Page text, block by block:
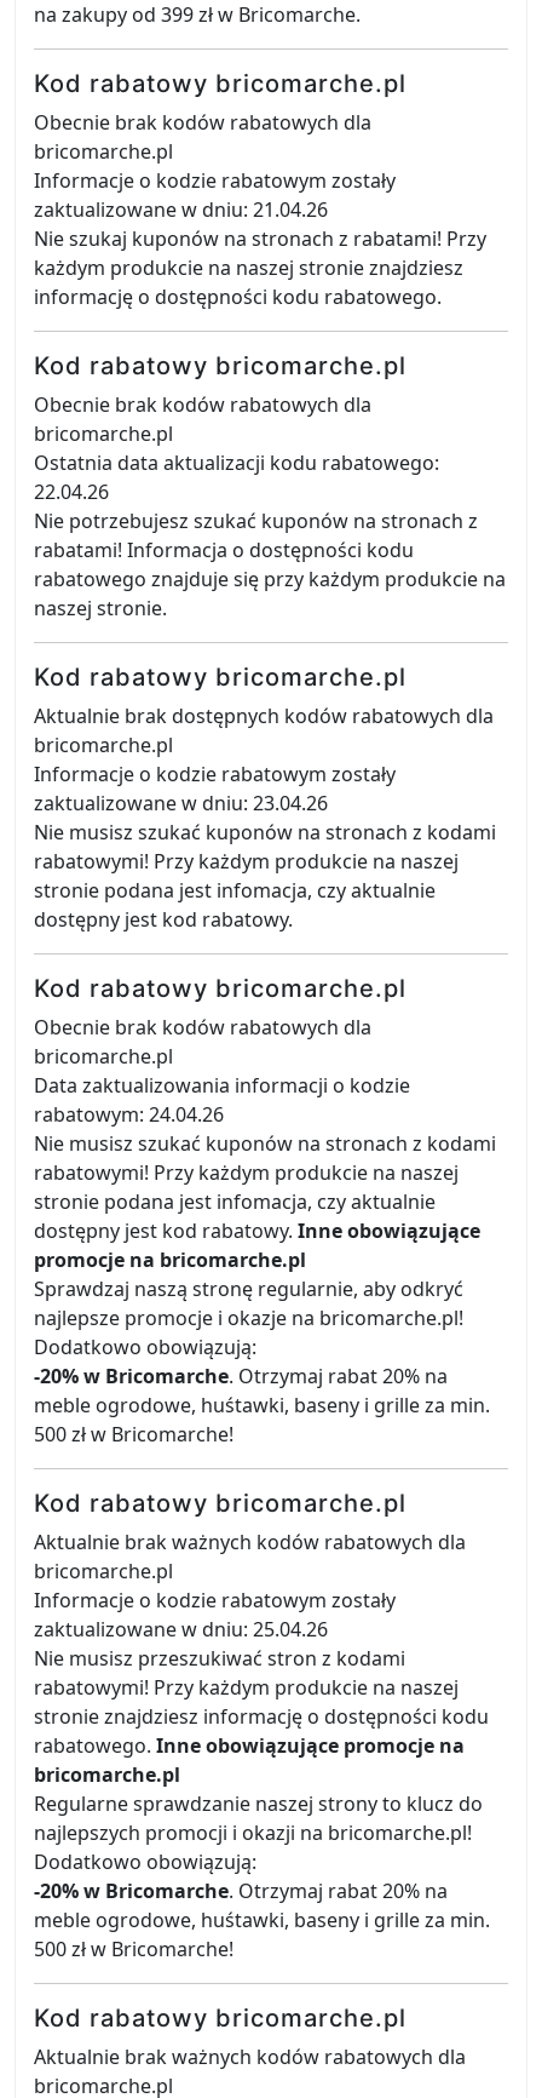
na zakupy od 399 zł w Bricomarche.
Kod rabatowy bricomarche.pl
Obecnie brak kodów rabatowych dla
bricomarche.pl
Informacje o kodzie rabatowym zostały
zaktualizowane w dniu: 21.04.26
Nie szukaj kuponów na stronach z rabatami! Przy
każdym produkcie na naszej stronie znajdziesz
informację o dostępności kodu rabatowego.
Kod rabatowy bricomarche.pl
Obecnie brak kodów rabatowych dla
bricomarche.pl
Ostatnia data aktualizacji kodu rabatowego:
22.04.26
Nie potrzebujesz szukać kuponów na stronach z
rabatami! Informacja o dostępności kodu
rabatowego znajduje się przy każdym produkcie na
naszej stronie.
Kod rabatowy bricomarche.pl
Aktualnie brak dostępnych kodów rabatowych dla
bricomarche.pl
Informacje o kodzie rabatowym zostały
zaktualizowane w dniu: 23.04.26
Nie musisz szukać kuponów na stronach z kodami
rabatowymi! Przy każdym produkcie na naszej
stronie podana jest infomacja, czy aktualnie
dostępny jest kod rabatowy.
Kod rabatowy bricomarche.pl
Obecnie brak kodów rabatowych dla
bricomarche.pl
Data zaktualizowania informacji o kodzie
rabatowym: 24.04.26
Nie musisz szukać kuponów na stronach z kodami
rabatowymi! Przy każdym produkcie na naszej
stronie podana jest infomacja, czy aktualnie
dostępny jest kod rabatowy. Inne obowiązujące
promocje na bricomarche.pl
Sprawdzaj naszą stronę regularnie, aby odkryć
najlepsze promocje i okazje na bricomarche.pl!
Dodatkowo obowiązują:
-20% w Bricomarche. Otrzymaj rabat 20% na
meble ogrodowe, huśtawki, baseny i grille za min.
500 zł w Bricomarche!
Kod rabatowy bricomarche.pl
Aktualnie brak ważnych kodów rabatowych dla
bricomarche.pl
Informacje o kodzie rabatowym zostały
zaktualizowane w dniu: 25.04.26
Nie musisz przeszukiwać stron z kodami
rabatowymi! Przy każdym produkcie na naszej
stronie znajdziesz informację o dostępności kodu
rabatowego. Inne obowiązujące promocje na
bricomarche.pl
Regularne sprawdzanie naszej strony to klucz do
najlepszych promocji i okazji na bricomarche.pl!
Dodatkowo obowiązują:
-20% w Bricomarche. Otrzymaj rabat 20% na
meble ogrodowe, huśtawki, baseny i grille za min.
500 zł w Bricomarche!
Kod rabatowy bricomarche.pl
Aktualnie brak ważnych kodów rabatowych dla
bricomarche.pl